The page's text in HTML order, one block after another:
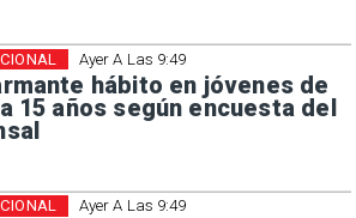
Ayer A Las 9:49
hábito en jóvenes de
15 años según encuesta del
Ayer A Las 9:49